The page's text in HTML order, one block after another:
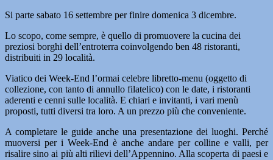
Si parte sabato 16 settembre per finire domenica 3 dicembre.
Lo scopo, come sempre, è quello di promuovere la cucina dei
preziosi borghi dell’entroterra coinvolgendo ben 48 ristoranti,
distribuiti in 29 località.
Viatico dei Week-End l’ormai celebre libretto-menu (oggetto di
collezione, con tanto di annullo filatelico) con le date, i ristoranti
aderenti e cenni sulle località. E chiari e invitanti, i vari menù
proposti, tutti diversi tra loro. A un prezzo più che conveniente.
A completare le guide anche una presentazione dei luoghi. Perché
muoversi per i Week-End è anche andare per colline e valli, per
risalire sino ai più alti rilievi dell’Appennino. Alla scoperta di paesi e